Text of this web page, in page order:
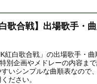
歌合戦】出場歌手・
紅白歌合戦」の出場歌手・
別企画やメドレーの内容ま
いシンプルな曲順表なので
ださい。